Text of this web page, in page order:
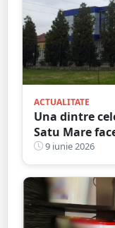
ACTUALITATE
Una dintre
Satu Mare
masă caldă
9 iunie 2026